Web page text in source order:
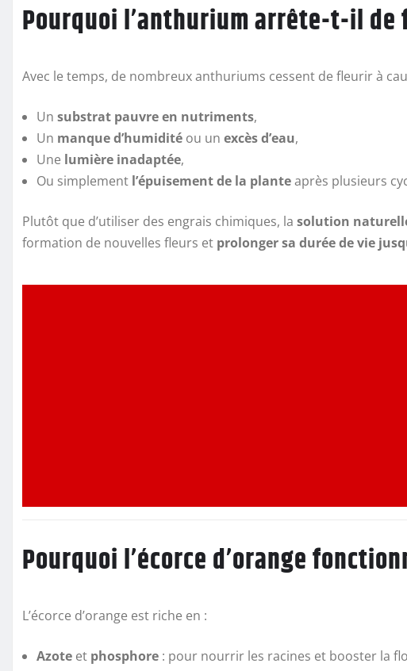
Pourquoi l’anthurium arrête-t-il de
Avec le temps, de nombreux anthuriums cessent de fleurir à
Un substrat pauvre en nutriments,
Un manque d’humidité ou un excès d’eau,
Une lumière inadaptée,
Ou simplement l’épuisement de la planteaprès plusieurs
Plutôt que d’utiliser des engrais chimiques, la solution naturelle
formation de nouvelles fleurs et prolonger sa durée de vie
Pourquoi l’écorce d’orange
L’écorce d’orange est riche en :
Azote et phosphore : pour nourrir les racines et booster la